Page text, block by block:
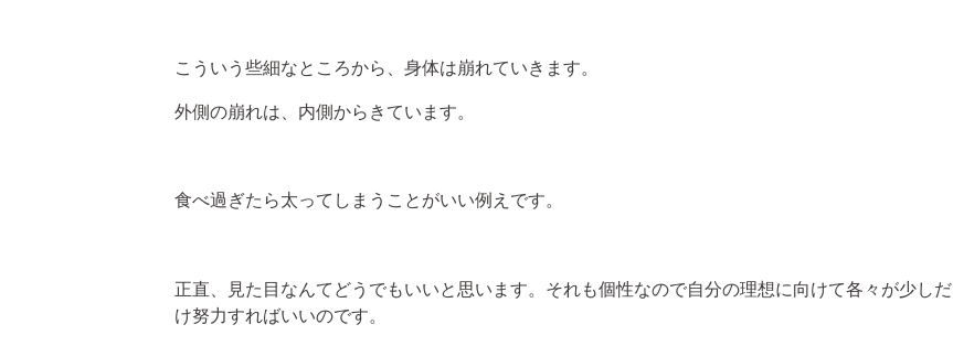
こういう些細なところから、身体は崩れていきます。
外側の崩れは、内側からきています。
食べ過ぎたら太ってしまうことがいい例えです。
正直、見た目なんてどうでもいいと思います。それも個性なので自分の理想に向けて各々が少しだ
け努力すればいいのです。